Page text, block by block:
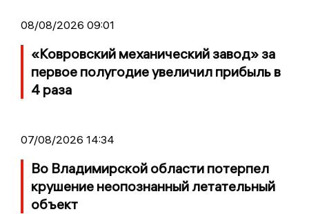
08/08/2026 09:01
«Ковровский механический завод» за
первое полугодие увеличил прибыль в
4 раза
07/08/2026 14:34
Во Владимирской области потерпел
крушение неопознанный летательный
объект